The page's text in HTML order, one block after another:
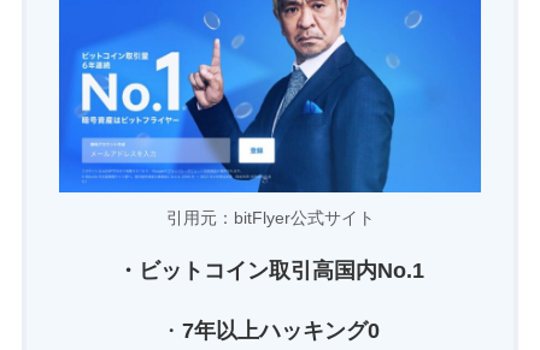
引用元：bitFlyer公式サイト
・ビットコイン取引高国内No.1
・ 7年以上ハッキング0